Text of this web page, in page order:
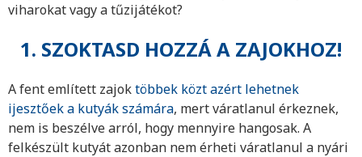
viharokat vagy a tűzijátékot?
1. SZOKTASD HOZZÁ A ZAJOKHOZ!
A fent említett zajoktöbbek közt azért lehetnek
ijesztőek a kutyák számára, mert váratlanul érkeznek,
nem is beszélve arról, hogy mennyire hangosak. A
felkészült kutyát azonban nem érheti váratlanul a nyári